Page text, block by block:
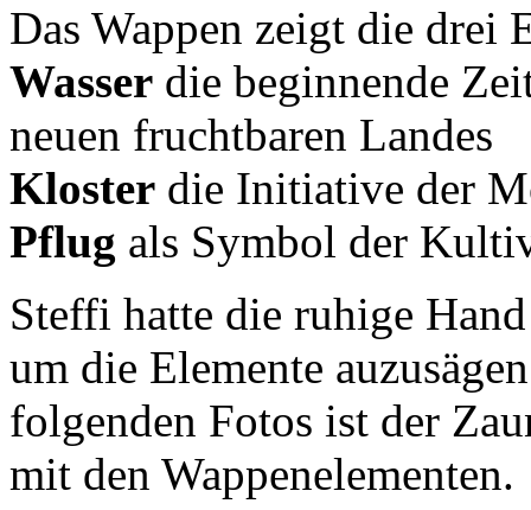
Das Wappen zeigt die drei
Wasser die beginnende
neuen fruchtbaren Landes
Kloster die Initiative der
Pflug als Symbol der
Steffi hatte die ruhige
um die Elemente
folgenden Fotos ist der
mit den Wappenelementen.